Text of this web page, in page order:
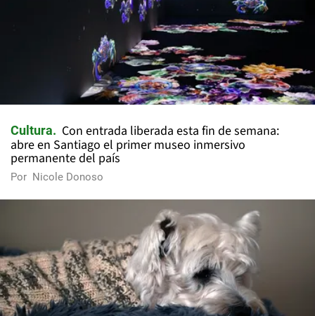
Cultura
Con entrada liberada esta fin de semana:
abre en Santiago el primer museo inmersivo
permanente del país
Por Nicole Donoso